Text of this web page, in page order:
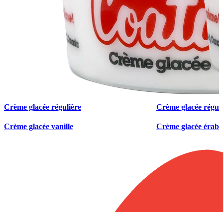
Crème glacée régulière
Crème glacée vanille
Crème glacée
Crème glacée